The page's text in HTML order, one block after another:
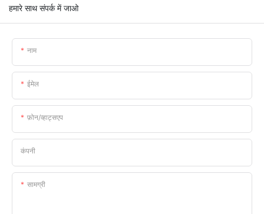
हमारे साथ संपर्क में जाओ
नाम
ईमेल
फ़ोन/व्हाट्सएप
कंपनी
सामग्री